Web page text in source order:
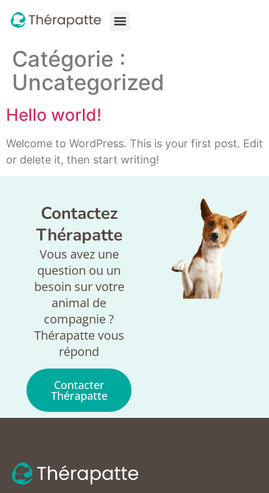
Catégorie :
Uncategorized
Hello world!
Welcome to WordPress. This is your first post. Edit
or delete it, then start writing!
Contactez
Thérapatte
Vous avez une
question ou un
besoin sur votre
animal de
compagnie ?
Thérapatte vous
répond
Contacter
Thérapatte